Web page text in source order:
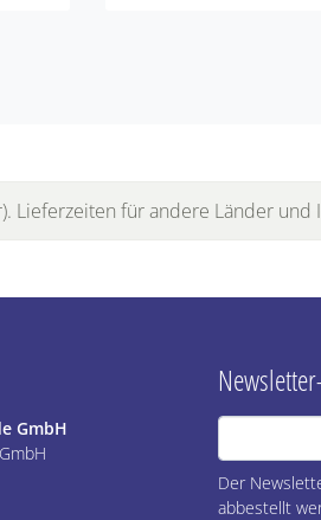
Lieferzeiten für andere Länder
GmbH
Der
abbestellt